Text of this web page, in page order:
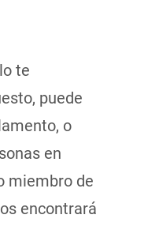
te
puede
o
en
miembro de
encontrará